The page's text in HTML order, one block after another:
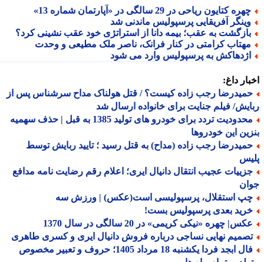
کتایون ریاحی در 29 سالگی در «آپارتمان شماره 13»
آفریقایی پرسپولیس ماندنی شد
به عقب؛ بیمه دانا از استراتژی خود عقب نشینی کرد؟
کرامتی در کنار فرانک، ناصر ملک مطیعی و وحدت
به پرسپولیس وارد می شود
داغ:
رجب زاده کیست؟ / قتل هولناک مداح سرشناس پس از
فیلم جنایت برای خانواده ارسال شد
محدودیت تردد برای خودرو های تولید 1385 به قبل | حذف سهمیه
این خودروها
رجب زاده (مداح) به قتل رسید ؛ تایید ربایش توسط
عجیب انتقال دانیال ایری؛ اعلام رقم رضایت نامه مدافع
استقلال، پرسپولیسی است(عکس) | ورزش سه
بعدی پرسپولیس بست!
چهره «نیکی کریمی» در 20 سالگی در سال 1370
نهایی نساجی درباره فروش دانیال ایری و کسری طاهری
فال ابجد فردا یکشنبه 18 مرداد 1405؛ حروف و تعبیر مخصوص